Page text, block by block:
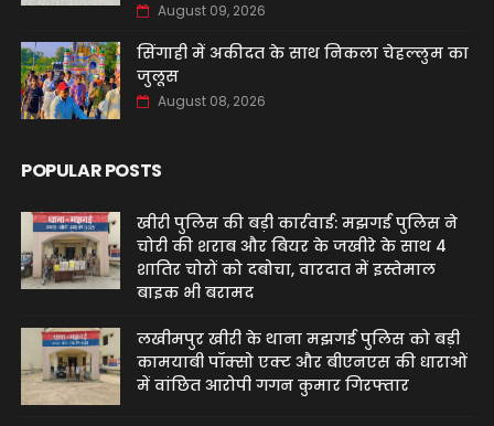
August 09, 2026
सिंगाही में अकीदत के साथ निकला चेहल्लुम का
जुलूस
August 08, 2026
POPULAR POSTS
खीरी पुलिस की बड़ी कार्रवाई: मझगई पुलिस ने
चोरी की शराब और बियर के जखीरे के साथ 4
शातिर चोरों को दबोचा, वारदात में इस्तेमाल
बाइक भी बरामद
लखीमपुर खीरी के थाना मझगई पुलिस को बड़ी
कामयाबी पॉक्सो एक्ट और बीएनएस की धाराओं
में वांछित आरोपी गगन कुमार गिरफ्तार